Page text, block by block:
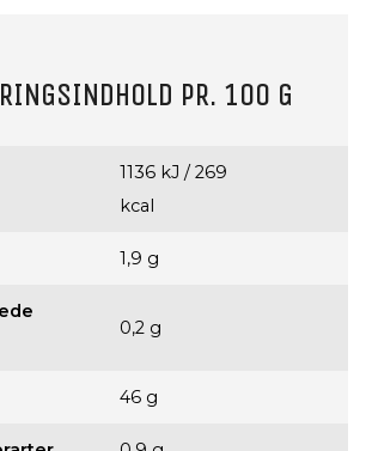
PR. 100 G
1136 kJ / 269
kcal
1,9 g
0,2 g
46 g